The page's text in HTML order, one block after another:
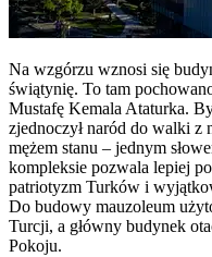
Na wzgórzu wznosi się
świątynię. To tam
Mustafę Kemala Ataturka.
zjednoczył naród do walki z
mężem stanu – jednym
kompleksie pozwala lepiej
patriotyzm Turków i
Do budowy mauzoleum
Turcji, a główny budynek
Pokoju.